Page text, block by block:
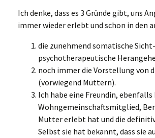
Ich denke, dass es 3 Gründe gibt, uns
immer wieder erlebt und schon in den
die zunehmend somatische
psychotherapeutische
noch immer die Vorstellung von
(vorwiegend Müttern).
Ich habe eine Freundin,
Wohngemeinschaftsmitglied,
Mutter erlebt hat und die
Selbst sie hat bekannt, dass sie